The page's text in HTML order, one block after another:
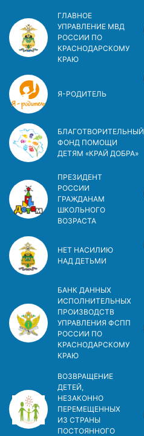
ГЛАВНОЕ
УПРАВЛЕНИЕ МВД
РОССИИ ПО
КРАСНОДАРСКОМУ
КРАЮ
Я-РОДИТЕЛЬ
БЛАГОТВОРИТЕЛЬНЫЙ
ФОНД ПОМОЩИ
ДЕТЯМ «КРАЙ ДОБРА»
ПРЕЗИДЕНТ
РОССИИ
ГРАЖДАНАМ
ШКОЛЬНОГО
ВОЗРАСТА
НЕТ НАСИЛИЮ
НАД ДЕТЬМИ
БАНК ДАННЫХ
ИСПОЛНИТЕЛЬНЫХ
ПРОИЗВОДСТВ
УПРАВЛЕНИЯ ФСПП
РОССИИ ПО
КРАСНОДАРСКОМУ
КРАЮ
ВОЗВРАЩЕНИЕ
ДЕТЕЙ,
НЕЗАКОННО
ПЕРЕМЕЩЕННЫХ
ИЗ СТРАНЫ
ПОСТОЯННОГО